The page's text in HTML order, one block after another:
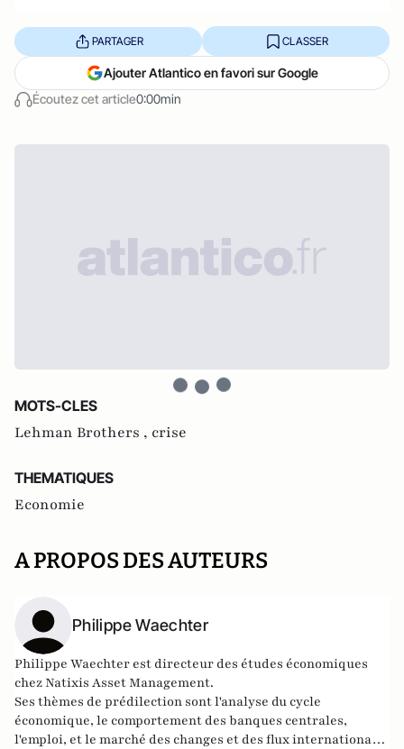
Écoutez cet article0:00min
PARTAGER CLASSER
Ajouter Atlantico en favori sur Google
MOTS-CLES
Lehman Brothers , crise
THEMATIQUES
Economie
A PROPOS DES AUTEURS
Philippe Waechter
Philippe Waechter est directeur des études économiques
chezNatixis Asset Management.
Ses thèmes de prédilection sont l'analyse du cycle
économique, le comportement des banques centrales,
l'emploi, et le marché des changes et des flux internationaux